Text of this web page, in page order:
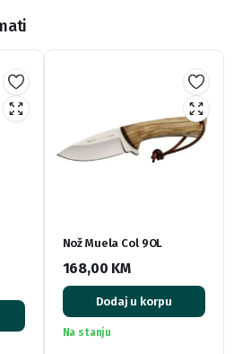
Nož Muela Col 9OL
168,00 KM
Dodaj u korpu
Na stanju